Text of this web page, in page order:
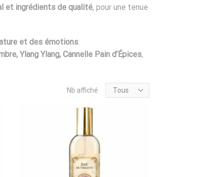
et ingrédients de qualité, pour une tenue
et des émotions.
Ylang Ylang, Cannelle Pain d’Épices,
Nb affiché
Products
per